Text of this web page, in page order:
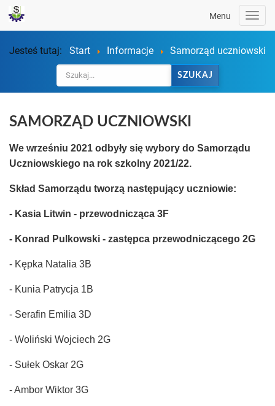
Menu
Jesteś tutaj:
Start Informacje Samorząd uczniowski
SZUKAJ
SAMORZĄD UCZNIOWSKI
We wrześniu 2021 odbyły się wybory do Samorządu
Uczniowskiego na rok szkolny 2021/22.
Skład Samorządu tworzą następujący uczniowie:
- Kasia Litwin - przewodnicząca 3F
- Konrad Pulkowski - zastępca przewodniczącego 2G
- Kępka Natalia 3B
- Kunia Patrycja 1B
- Serafin Emilia 3D
- Woliński Wojciech 2G
- Sułek Oskar 2G
- Ambor Wiktor 3G